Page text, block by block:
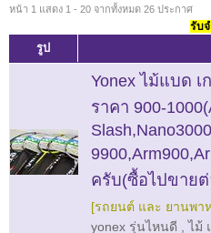
หน้า 1 แสดง 1 - 20 จากทั้งหมด 26 ประกาศ
รับ
รูป
Yonex ไม้แบด เ
ราคา 900-
ครับ(ซื้อไปขาย
[รถยนต์ และ ยานพา
yonex รุ่นไหนดี ,ไม้